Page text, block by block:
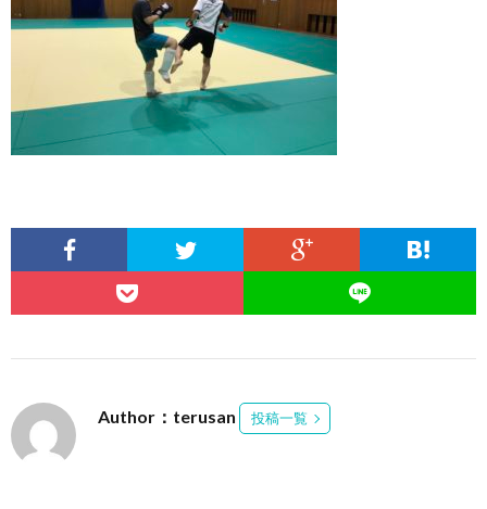
Author：terusan 投稿一覧